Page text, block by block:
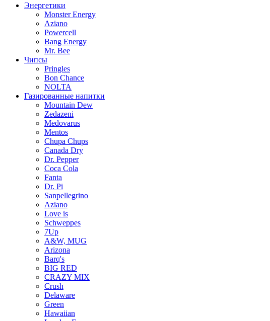
Энергетики
Monster Energy
Aziano
Powercell
Bang Energy
Mr. Bee
Чипсы
Pringles
Bon Chance
NOLTA
Газированные напитки
Mountain Dew
Zedazeni
Medovarus
Mentos
Chupa Chups
Canada Dry
Dr. Pepper
Coca Cola
Fanta
Dr. Pi
Sanpellegrino
Aziano
Love is
Schweppes
7Up
A&W, MUG
Arizona
Barq's
BIG RED
CRAZY MIX
Crush
Delaware
Green
Hawaiian